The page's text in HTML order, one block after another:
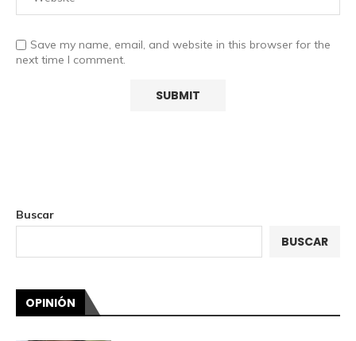
Save my name, email, and website in this browser for the
next time I comment.
Buscar
BUSCAR
OPINIÓN